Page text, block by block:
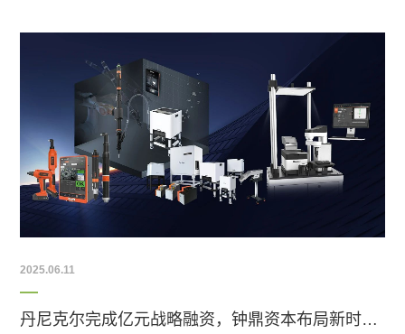
2025.06.11
丹尼克尔完成亿元战略融资，钟鼎资本布局新时代自动化装配解决方案